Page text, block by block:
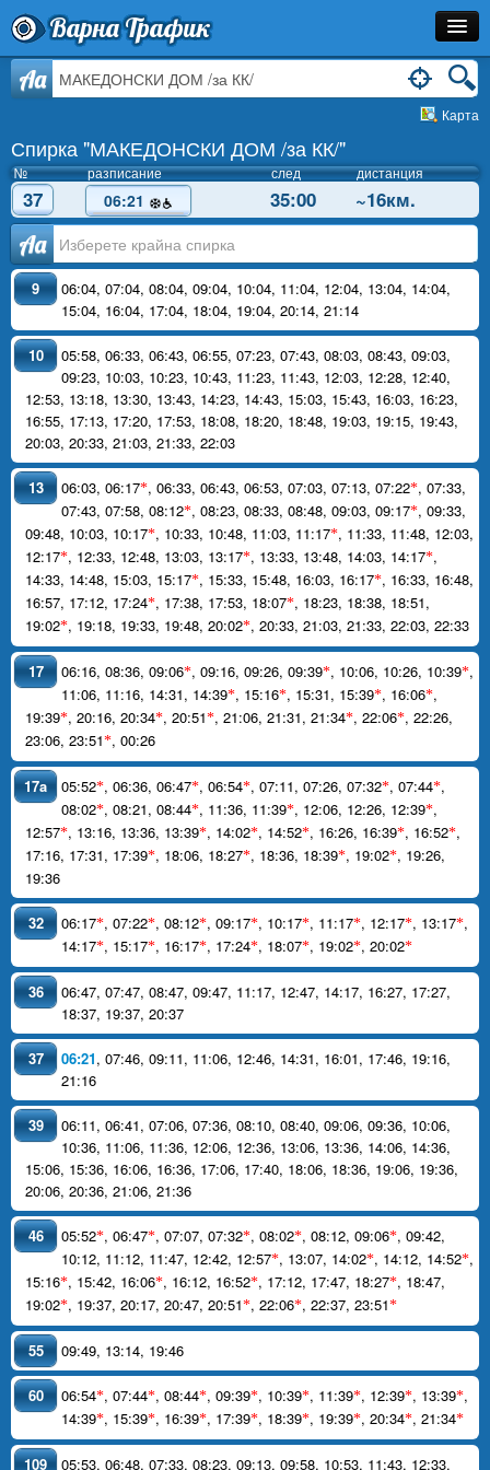
Варна Трафик
Спирка
Разписание
Как Да Стигна?
Инфо
Aa
Карта
Спирка "МАКЕДОНСКИ ДОМ /за КК/"
№ разписание след дистанция
37 06:21 35:00 ~16км.
Аа
9 06:04, 07:04, 08:04, 09:04, 10:04, 11:04, 12:04, 13:04, 14:04,
15:04, 16:04, 17:04, 18:04, 19:04, 20:14, 21:14
10 05:58, 06:33, 06:43, 06:55, 07:23, 07:43, 08:03, 08:43, 09:03,
09:23, 10:03, 10:23, 10:43, 11:23, 11:43, 12:03, 12:28, 12:40,
12:53, 13:18, 13:30, 13:43, 14:23, 14:43, 15:03, 15:43, 16:03, 16:23,
16:55, 17:13, 17:20, 17:53, 18:08, 18:20, 18:48, 19:03, 19:15, 19:43,
20:03, 20:33, 21:03, 21:33, 22:03
13 06:03, 06:17*, 06:33, 06:43, 06:53, 07:03, 07:13, 07:22*, 07:33,
07:43, 07:58, 08:12*, 08:23, 08:33, 08:48, 09:03, 09:17*, 09:33,
09:48, 10:03, 10:17*, 10:33, 10:48, 11:03, 11:17*, 11:33, 11:48, 12:03,
12:17*, 12:33, 12:48, 13:03, 13:17*, 13:33, 13:48, 14:03, 14:17*,
14:33, 14:48, 15:03, 15:17*, 15:33, 15:48, 16:03, 16:17*, 16:33, 16:48,
16:57, 17:12, 17:24*, 17:38, 17:53, 18:07*, 18:23, 18:38, 18:51,
19:02*, 19:18, 19:33, 19:48, 20:02*, 20:33, 21:03, 21:33, 22:03, 22:33
17 06:16, 08:36, 09:06*, 09:16, 09:26, 09:39*, 10:06, 10:26, 10:39*,
11:06, 11:16, 14:31, 14:39*, 15:16*, 15:31, 15:39*, 16:06*,
19:39*, 20:16, 20:34*, 20:51*, 21:06, 21:31, 21:34*, 22:06*, 22:26,
23:06, 23:51*, 00:26
17a 05:52*, 06:36, 06:47*, 06:54*, 07:11, 07:26, 07:32*, 07:44*,
08:02*, 08:21, 08:44*, 11:36, 11:39*, 12:06, 12:26, 12:39*,
12:57*, 13:16, 13:36, 13:39*, 14:02*, 14:52*, 16:26, 16:39*, 16:52*,
17:16, 17:31, 17:39*, 18:06, 18:27*, 18:36, 18:39*, 19:02*, 19:26,
19:36
32 06:17*, 07:22*, 08:12*, 09:17*, 10:17*, 11:17*, 12:17*, 13:17*,
14:17*, 15:17*, 16:17*, 17:24*, 18:07*, 19:02*, 20:02*
36 06:47, 07:47, 08:47, 09:47, 11:17, 12:47, 14:17, 16:27, 17:27,
18:37, 19:37, 20:37
37 06:21, 07:46, 09:11, 11:06, 12:46, 14:31, 16:01, 17:46, 19:16,
21:16
39 06:11, 06:41, 07:06, 07:36, 08:10, 08:40, 09:06, 09:36, 10:06,
10:36, 11:06, 11:36, 12:06, 12:36, 13:06, 13:36, 14:06, 14:36,
15:06, 15:36, 16:06, 16:36, 17:06, 17:40, 18:06, 18:36, 19:06, 19:36,
20:06, 20:36, 21:06, 21:36
46 05:52*, 06:47*, 07:07, 07:32*, 08:02*, 08:12, 09:06*, 09:42,
10:12, 11:12, 11:47, 12:42, 12:57*, 13:07, 14:02*, 14:12, 14:52*,
15:16*, 15:42, 16:06*, 16:12, 16:52*, 17:12, 17:47, 18:27*, 18:47,
19:02*, 19:37, 20:17, 20:47, 20:51*, 22:06*, 22:37, 23:51*
55 09:49, 13:14, 19:46
60 06:54*, 07:44*, 08:44*, 09:39*, 10:39*, 11:39*, 12:39*, 13:39*,
14:39*, 15:39*, 16:39*, 17:39*, 18:39*, 19:39*, 20:34*, 21:34*
109 05:53, 06:48, 07:33, 08:23, 09:13, 09:58, 10:53, 11:43, 12:33,